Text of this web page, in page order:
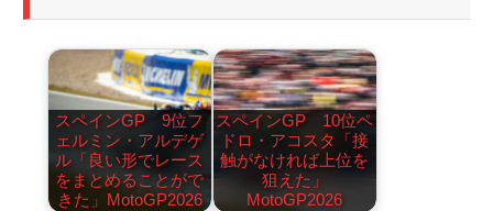
スペインGP 9位フ
ェルミン・アルデゲ
ル「良い形でレース
をまとめることがで
きた」MotoGP2026
スペインGP 10位ペ
ドロ・アコスタ「接
触がなければ上位を
狙えた」
MotoGP2026